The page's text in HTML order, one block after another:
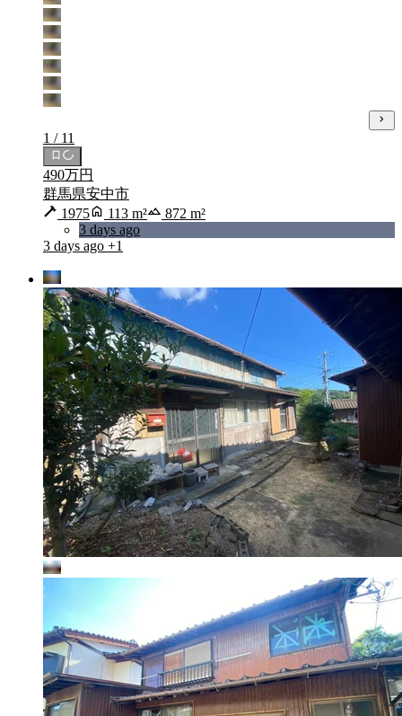
1 / 11
490万円
群馬県安中市
1975
113 m²
872 m²
3 days ago
3 days ago +1